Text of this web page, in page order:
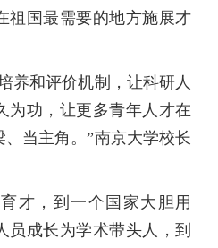
祖国最需要的地方施展才
和评价机制，让科研人
为功，让更多青年人才在
当主角。”南京大学校长
，到一个国家大胆用
员成长为学术带头人，到